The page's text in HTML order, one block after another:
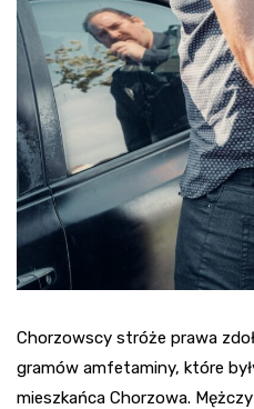
Chorzowscy stróże prawa
gramów amfetaminy, które
mieszkańca Chorzowa.